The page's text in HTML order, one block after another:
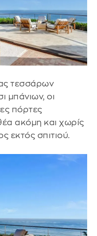
τεσσάρων
μπάνιων, οι
πόρτες
ακόμη και χωρίς
εκτός σπιτιού.